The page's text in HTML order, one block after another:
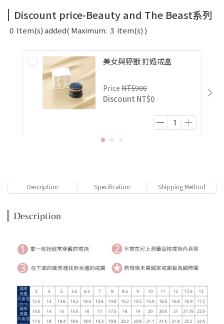
Discount price-Beauty and The Beast系列
0 Item(s) added( Maximum: 3 item(s) )
美女與野獸 訂婚戒盒
Price NT$900
Discount NT$0
Description Specification Shipping Method
Description